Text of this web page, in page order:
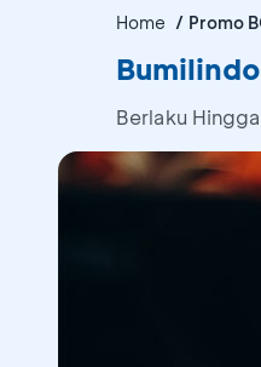
Home Promo
Berlaku